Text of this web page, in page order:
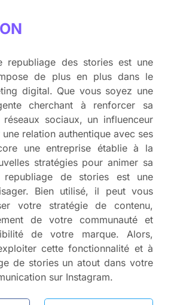
republiage des stories est une
de plus en plus dans le
digital. Que vous soyez une
cherchant à renforcer sa
sociaux, un influenceur
relation authentique avec ses
une entreprise établie à la
stratégies pour animer sa
republiage de stories est une
Bien utilisé, il peut vous
votre stratégie de contenu,
de votre communauté et
de votre marque. Alors,
cette fonctionnalité et à
de stories un atout dans votre
sur Instagram.